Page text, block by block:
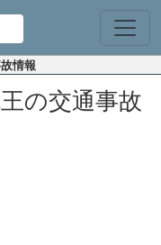
情報
の交通事故